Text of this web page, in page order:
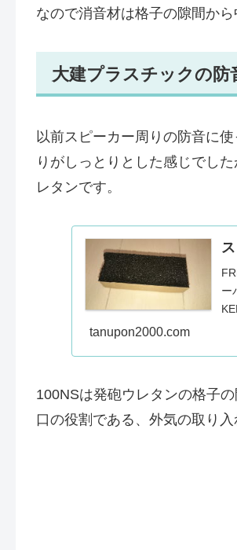
なので消音材は格子の隙間か
大建プラスチックの防
以前スピーカー周りの防音に
りがしっとりとした感じでし
レタンです。
ー
tanupon2000.com
100NSは発砲ウレタンの格子
口の役割である、外気の取り